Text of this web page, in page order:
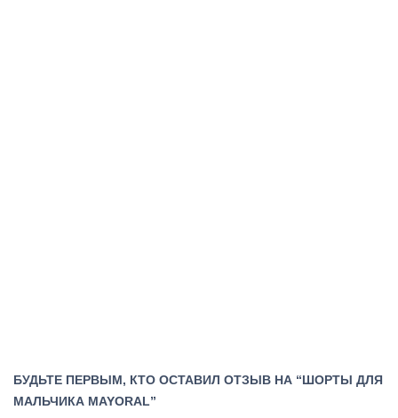
БУДЬТЕ ПЕРВЫМ, КТО ОСТАВИЛ ОТЗЫВ НА “ШОРТЫ ДЛЯ
МАЛЬЧИКА MAYORAL”